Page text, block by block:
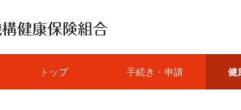
トップ 手続き・申請 健